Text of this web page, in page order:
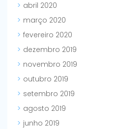
abril 2020
março 2020
fevereiro 2020
dezembro 2019
novembro 2019
outubro 2019
setembro 2019
agosto 2019
junho 2019